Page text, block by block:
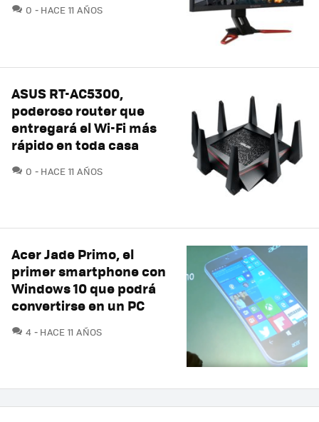
0 COMENTARIOS
HACE 11 AÑOS
ASUS RT-AC5300,
poderoso router que
entregará el Wi-Fi más
rápido en toda casa
0 COMENTARIOS
HACE 11 AÑOS
Acer Jade Primo, el
primer smartphone con
Windows 10 que podrá
convertirse en un PC
4 COMENTARIOS
HACE 11 AÑOS